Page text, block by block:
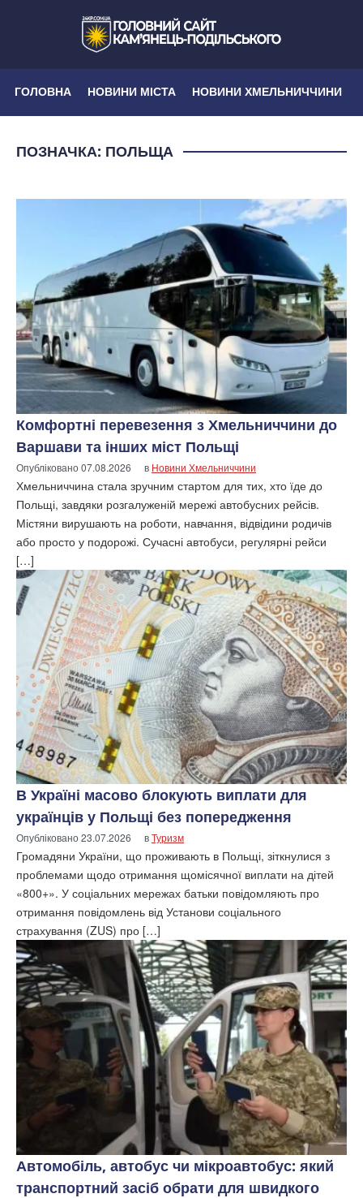
ГОЛОВНА НОВИНИ МІСТА НОВИНИ ХМЕЛЬНИЧЧИНИ
ПОЗНАЧКА: ПОЛЬЩА
Комфортні перевезення з Хмельниччини до
Варшави та інших міст Польщі
Опубліковано07.08.2026 в Новини Хмельниччини
Хмельниччина стала зручним стартом для тих, хто їде до
Польщі, завдяки розгалуженій мережі автобусних рейсів.
Містяни вирушають на роботи, навчання, відвідини родичів
або просто у подорожі. Сучасні автобуси, регулярні рейси
[…]
В Україні масово блокують виплати для
українців у Польщі без попередження
Опубліковано23.07.2026 вТуризм
Громадяни України, що проживають в Польщі, зіткнулися з
проблемами щодо отримання щомісячної виплати на дітей
«800+». У соціальних мережах батьки повідомляють про
отримання повідомлень від Установи соціального
страхування (ZUS) про […]
Автомобіль, автобус чи мікроавтобус: який
транспортний засіб обрати для швидкого